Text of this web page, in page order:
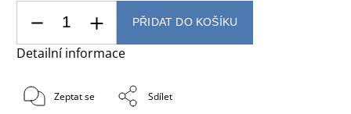
PŘIDAT DO KOŠÍKU
Detailní informace
Zeptat se Sdílet